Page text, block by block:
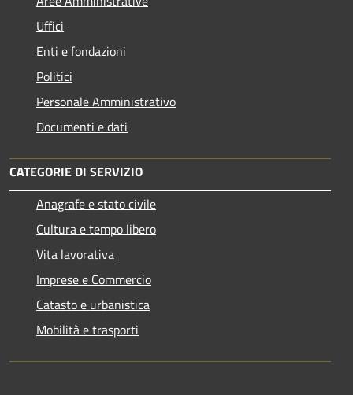
Uffici
Enti e fondazioni
Politici
Personale Amministrativo
Documenti e dati
CATEGORIE DI SERVIZIO
Anagrafe e stato civile
Cultura e tempo libero
Vita lavorativa
Imprese e Commercio
Catasto e urbanistica
Mobilità e trasporti